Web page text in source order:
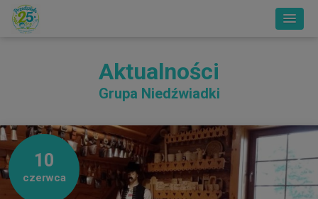
Aktualności
Grupa Niedźwiadki
10
czerwca